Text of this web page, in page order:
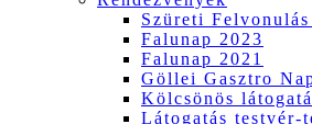
Szüreti
Falunap 2023
Falunap 2021
Göllei Gasztro
Kölcsönös
Látogatás testvér-